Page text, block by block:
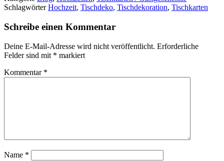
SchlagwörterHochzeit, Tischdeko, Tischdekoration, Tischkarten
Schreibe einen Kommentar
Deine E-Mail-Adresse wird nicht veröffentlicht. Erforderliche
Felder sind mit * markiert
Kommentar *
Name *